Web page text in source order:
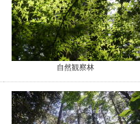
自然観察林